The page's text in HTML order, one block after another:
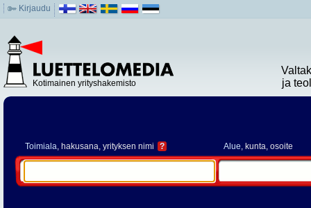
Kirjaudu
Kotimainen yrityshakemisto
ja
Toimiala, hakusana, yrityksen nimi ? Alue, kunta, osoite